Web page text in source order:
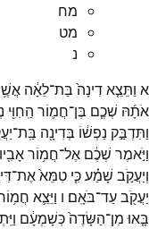
מח
מט
נ
א וַתֵּצֵ֤אדִינָה֙ בַּת־לֵאָ֔ה
אֹתָ֜הּ שְׁכֶ֧ם בֶּן־חֲמ֛וֹר הַֽחִוִּ֖י
וַתִּדְבַּ֣ק נַפְשׁ֔וֹ בְּדִינָ֖ה בַּֽת־
וַיֹּ֣אמֶר שְׁכֶ֔ם אֶל־חֲמ֥וֹראָבִ֖יו
וְיַעֲקֹ֣ב שָׁמַ֗עכִּ֤י טִמֵּא֙אֶת־
יַעֲקֹ֖בעַד־בֹּאָֽם׃ ו וַיֵּצֵ֛א
בָּ֤אוּ מִן־הַשָּׂדֶה֙כְּשָׁמְעָ֔ם